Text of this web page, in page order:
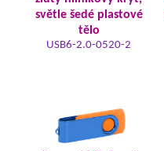
světle šedé plastové
tělo
USB6-2.0-0520-2